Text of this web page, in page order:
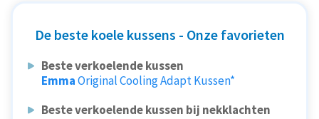
De beste koele kussens - Onze favorieten
Beste verkoelende kussen
EmmaOriginal Cooling Adapt Kussen*
Beste verkoelende kussen bij nekklachten